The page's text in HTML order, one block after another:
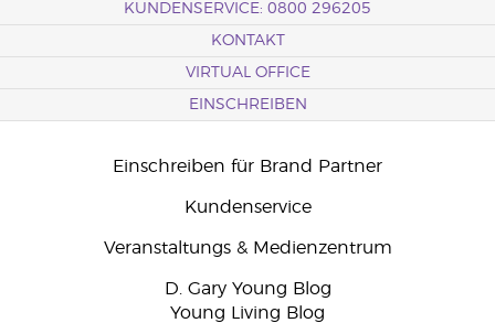
KUNDENSERVICE: 0800 296205
KONTAKT
VIRTUAL OFFICE
EINSCHREIBEN
Einschreiben für Brand Partner
Kundenservice
Veranstaltungs & Medienzentrum
D. Gary Young Blog
Young Living Blog